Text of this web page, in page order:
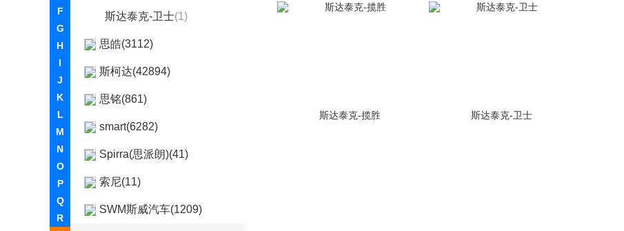
F
G
H
I
J
K
L
M
N
O
P
Q
R
斯达泰克-卫士(1)
思皓(3112)
斯柯达(42894)
思铭(861)
smart(6282)
Spirra(思派朗)(41)
索尼(11)
SWM斯威汽车(1209)
斯达泰克-揽胜
斯达泰克-卫士